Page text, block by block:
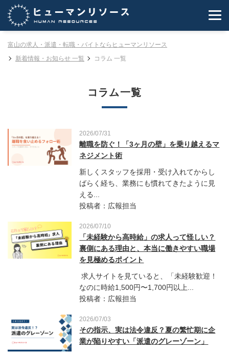
富山の求人・派遣・転職・バイトならヒューマンリソース
新着情報・お知らせ 一覧
コラム 一覧
コラム一覧
2026/07/31
離職を防ぐ！「3ヶ月の壁」を乗り越えるマ
ネジメント術
新しくスタッフを採用・受け入れてからし
ばらく経ち、業務にも慣れてきたように見
える...
投稿者：広報担当
2026/07/10
「未経験から高時給」の求人って怪しい？
裏側にある理由と、本当に働きやすい職場
を見極めるポイント
求人サイトを見ていると、「未経験歓迎！
なのに時給1,500円〜1,700円以上...
投稿者：広報担当
2026/07/03
その指示、実は法令違反？夏の繁忙期に企
業が陥りやすい「派遣のグレーゾーン」